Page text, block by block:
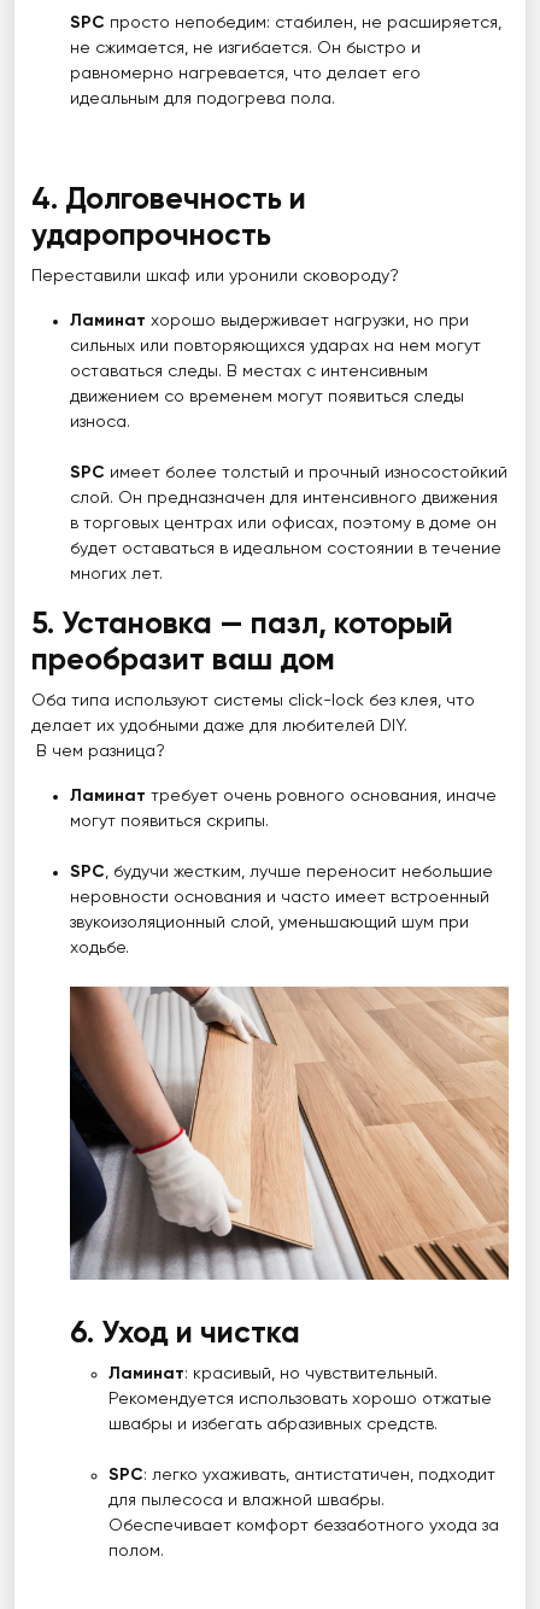
SPC просто непобедим: стабилен, не расширяется,
не сжимается, не изгибается. Он быстро и
равномерно нагревается, что делает его
идеальным для подогрева пола.
4. Долговечность и
ударопрочность
Переставили шкаф или уронили сковороду?
Ламинат хорошо выдерживает нагрузки, но при
сильных или повторяющихся ударах на нем могут
оставаться следы. В местах с интенсивным
движением со временем могут появиться следы
износа.
SPC имеет более толстый и прочный износостойкий
слой. Он предназначен для интенсивного движения
в торговых центрах или офисах, поэтому в доме он
будет оставаться в идеальном состоянии в течение
многих лет.
5. Установка — пазл, который
преобразит ваш дом
Оба типа используют системы click-lock без клея, что
делает их удобными даже для любителей DIY.
В чем разница?
Ламинат требует очень ровного основания, иначе
могут появиться скрипы.
SPC, будучи жестким, лучше переносит небольшие
неровности основания и часто имеет встроенный
звукоизоляционный слой, уменьшающий шум при
ходьбе.
6. Уход и чистка
Ламинат: красивый, но чувствительный.
Рекомендуется использовать хорошо отжатые
швабры и избегать абразивных средств.
SPC: легко ухаживать, антистатичен, подходит
для пылесоса и влажной швабры.
Обеспечивает комфорт беззаботного ухода за
полом.